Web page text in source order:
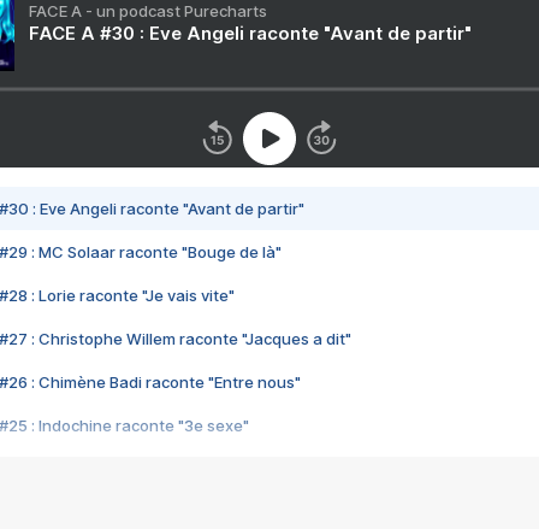
FACE A - un podcast Purecharts
FACE A #30 : Eve Angeli raconte "Avant de partir"
#30 : Eve Angeli raconte "Avant de partir"
#29 : MC Solaar raconte "Bouge de là"
#28 : Lorie raconte "Je vais vite"
#27 : Christophe Willem raconte "Jacques a dit"
#26 : Chimène Badi raconte "Entre nous"
#25 : Indochine raconte "3e sexe"